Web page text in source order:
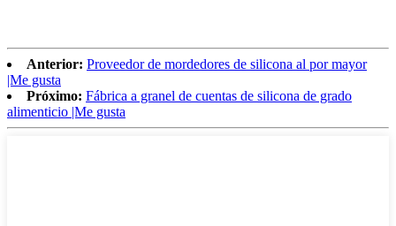
Anterior: Proveedor de mordedores de silicona al por mayor
|Me gusta
Próximo: Fábrica a granel de cuentas de silicona de grado
alimenticio |Me gusta